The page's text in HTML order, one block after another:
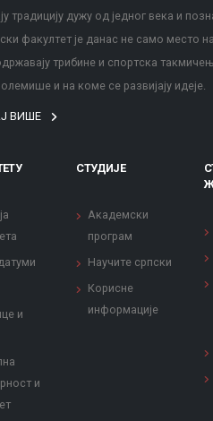
традицију дужу од једног века и
факултет је данас не само место
трибине и спортска
и на коме се развијају идеје.
ВИШЕ
и
и
СТУДИЈЕ
Академски
програм
Научите српски
Корисне
информације